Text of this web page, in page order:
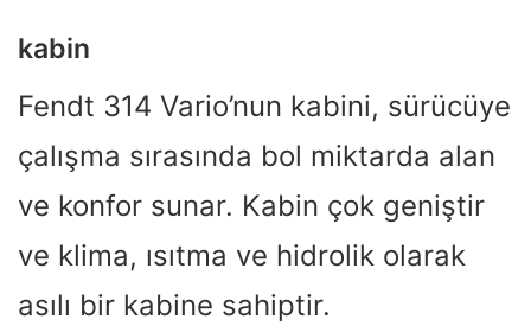
kabin
Fendt 314 Vario’nun kabini, sürücüye
çalışma sırasında bol miktarda alan
ve konfor sunar. Kabin çok geniştir
ve klima, ısıtma ve hidrolik olarak
asılı bir kabine sahiptir.